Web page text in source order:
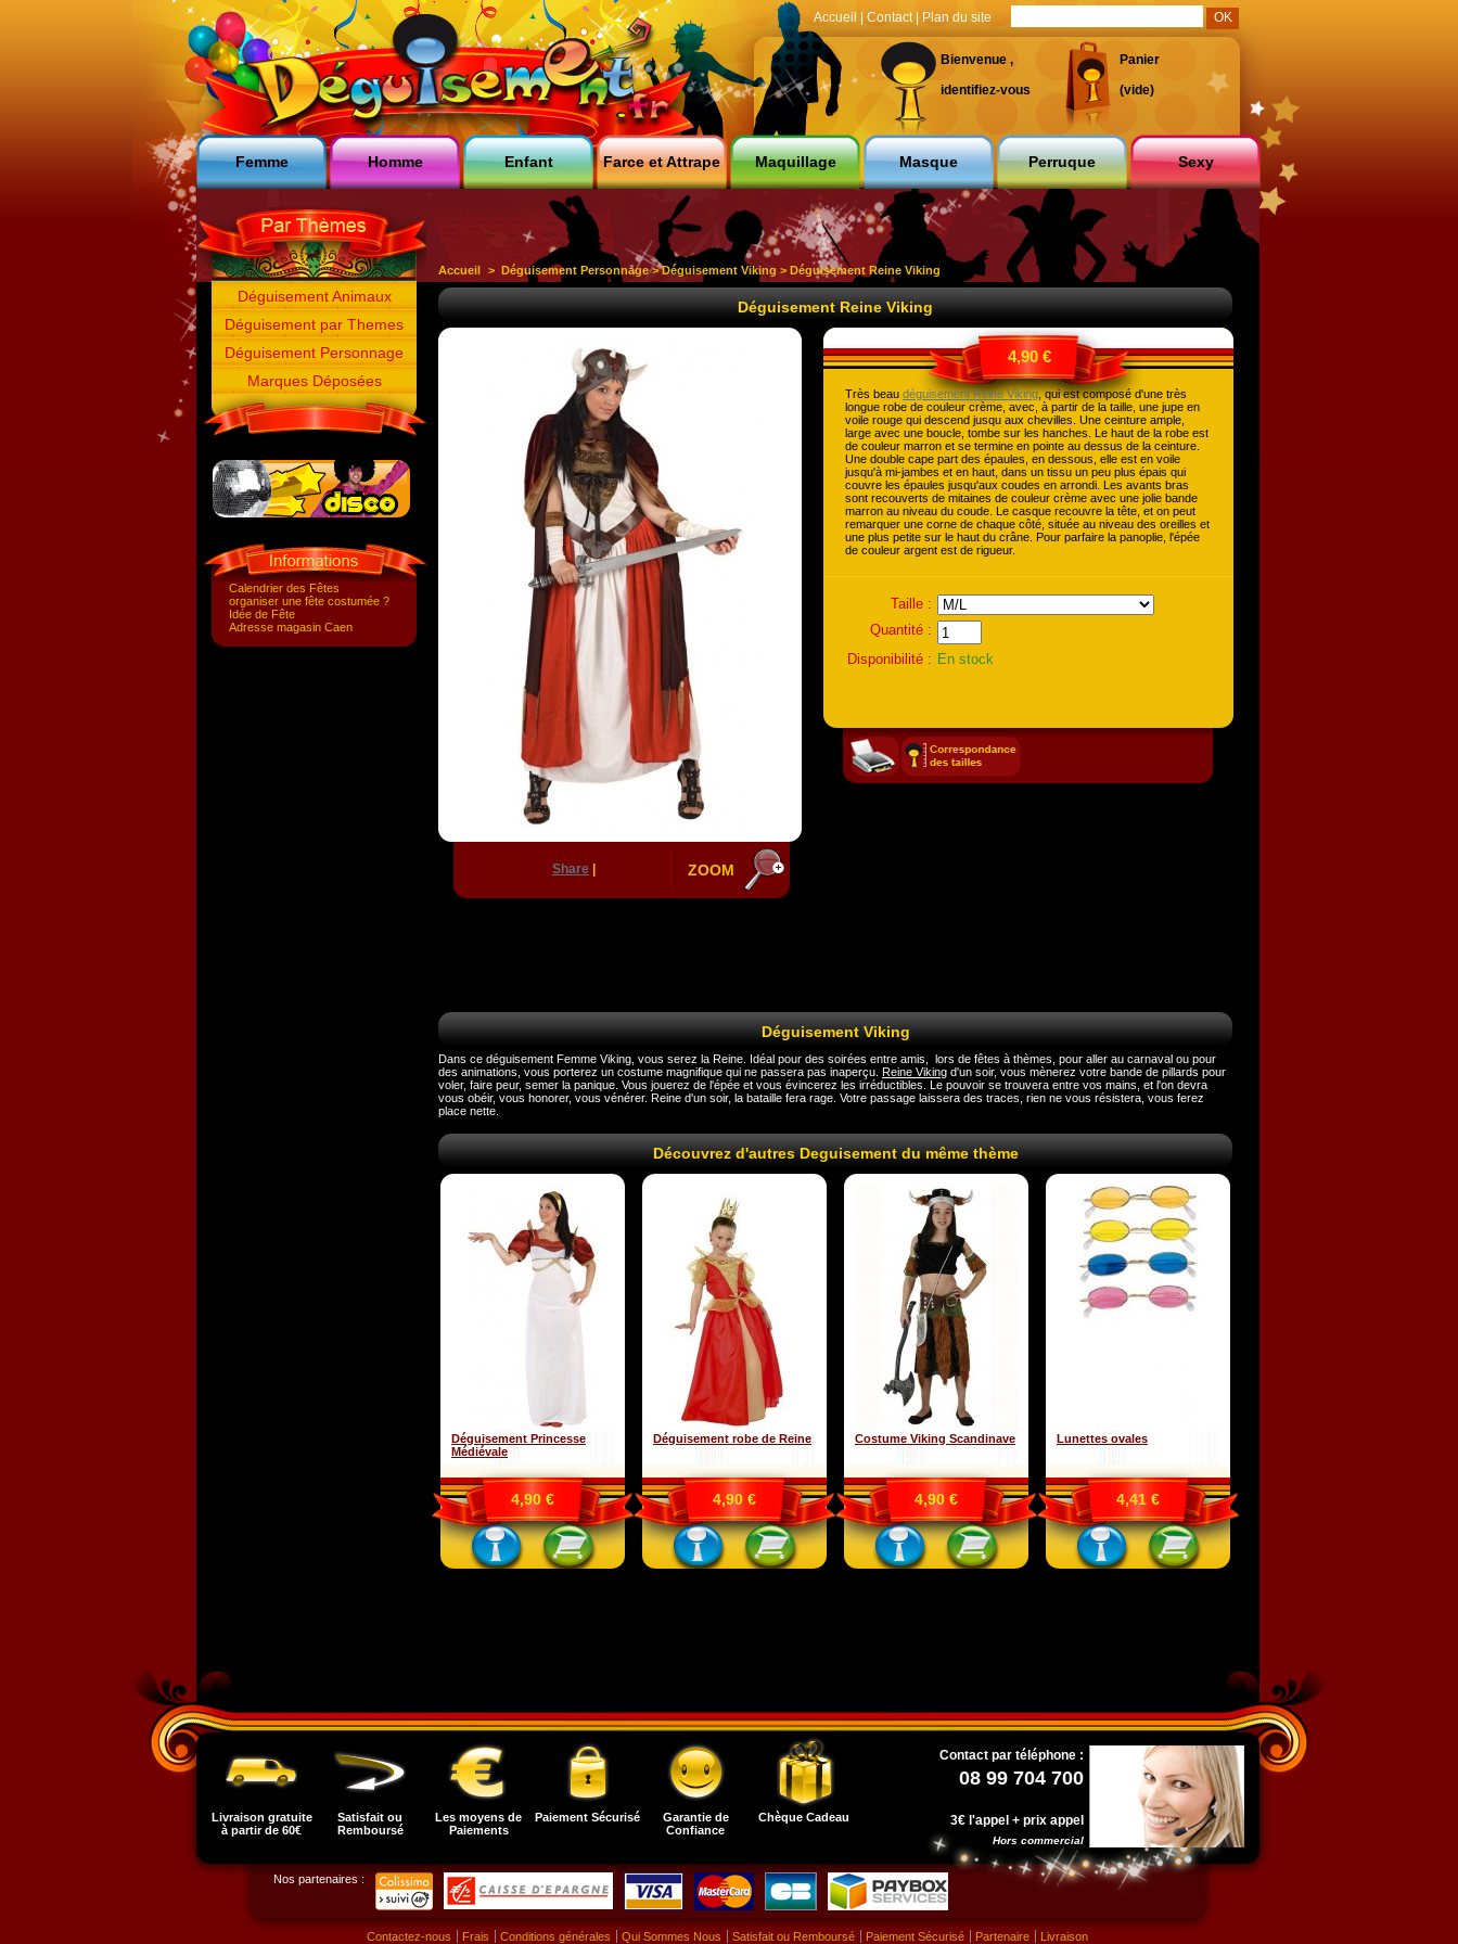
Accueil | Contact | Plan du site
Bienvenue ,
identifiez-vous
Panier
(vide)
Femme Homme Enfant Farce et Attrape Maquillage Masque Perruque Sexy
Déguisement Animaux
Déguisement par Themes
Déguisement Personnage
Marques Déposées
Calendrier des Fêtes
organiser une fête costumée ?
Idée de Fête
Adresse magasin Caen
Accueil > Déguisement Personnage>Déguisement Viking > Déguisement Reine Viking
Déguisement Reine Viking
Share ZOOM
4,90 €
Très beau déguisement Reine Viking, qui est composé d'une très
longue robe de couleur crème, avec, à partir de la taille, une jupe en
voile rouge qui descend jusqu aux chevilles. Une ceinture ample,
large avec une boucle, tombe sur les hanches. Le haut de la robe est
de couleur marron et se termine en pointe au dessus de la ceinture.
Une double cape part des épaules, en dessous, elle est en voile
jusqu'à mi-jambes et en haut, dans un tissu un peu plus épais qui
couvre les épaules jusqu'aux coudes en arrondi. Les avants bras
sont recouverts de mitaines de couleur crème avec une jolie bande
marron au niveau du coude. Le casque recouvre la tête, et on peut
remarquer une corne de chaque côté, située au niveau des oreilles et
une plus petite sur le haut du crâne. Pour parfaire la panoplie, l'épée
de couleur argent est de rigueur.
Taille :
Quantité :
Disponibilité : En stock
Déguisement Viking
Dans ce déguisement Femme Viking, vous serez la Reine. Idéal pour des soirées entre amis, lors de fêtes à thèmes, pour aller au carnaval ou pour
des animations, vous porterez un costume magnifique qui ne passera pas inaperçu. Reine Viking d'un soir, vous mènerez votre bande de pillards pour
voler, faire peur, semer la panique. Vous jouerez de l'épée et vous évincerez les irréductibles. Le pouvoir se trouvera entre vos mains, et l'on devra
vous obéir, vous honorer, vous vénérer. Reine d'un soir, la bataille fera rage. Votre passage laissera des traces, rien ne vous résistera, vous ferez
place nette.
Découvrez d'autres Deguisement du même thème
Déguisement Princesse
Médiévale
4,90 €
Déguisement robe de Reine
4,90 €
Costume Viking Scandinave
4,90 €
Lunettes ovales
4,41 €
Livraison gratuite
à partir de 60€
Satisfait ou
Remboursé
Les moyens de
Paiements
Paiement Sécurisé
Garantie de
Confiance
Chèque Cadeau
Contact par téléphone :
08 99 704 700
3€ l'appel + prix appel
Hors commercial
Nos partenaires :
Contactez-nous Frais Conditions générales Qui Sommes Nous Satisfait ou Remboursé Paiement Sécurisé Partenaire Livraison